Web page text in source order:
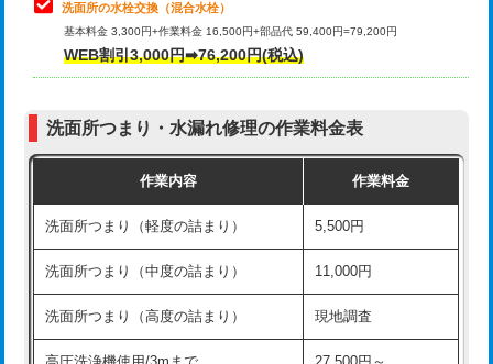
マス交換（深さ50㎝未満）
マス交換（深さ50㎝以上）
モルタル補修（厚さ10㎝まで） 27,500円
モルタル補修（厚さ10㎝超え） 38,500円
洗面台設置 38,500円
バスタブ設置 現場見積
交換・取付(混合水栓（壁付・デッキ
式・ワンホール）)
16,500円+材料費
（P/S/ポップアップ））
交換・取付（その他部品） 11,000円+材料費
持込商品取付（単水栓） 13,200円
持込商品取付（混合水栓） 16,500円
持込商品取付（浄水器・分岐水栓） 16,500円
給水管工事※（ホール加工) 16,500円
洗面所の水栓交換（混合水栓）
基本料金 3,300円+作業料金 16,500円+部品代 59,400円=79,200円
WEB割引3,000円➡76,200円(税込)
洗面所つまり・水漏れ修理の作業料金表
作業内容 作業料金
洗面所つまり（軽度の詰まり） 5,500円
洗面所つまり（中度の詰まり） 11,000円
洗面所つまり（高度の詰まり） 現地調査